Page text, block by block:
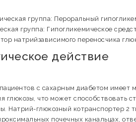
группа: Пероральный
группа: Гипогликемическое
натрийзависимого переносчика
действие
с сахарным диабетом имеет
глюкозы, что может способствовать
Натрий-глюкозный котранспортер 2
почечных канальцах,